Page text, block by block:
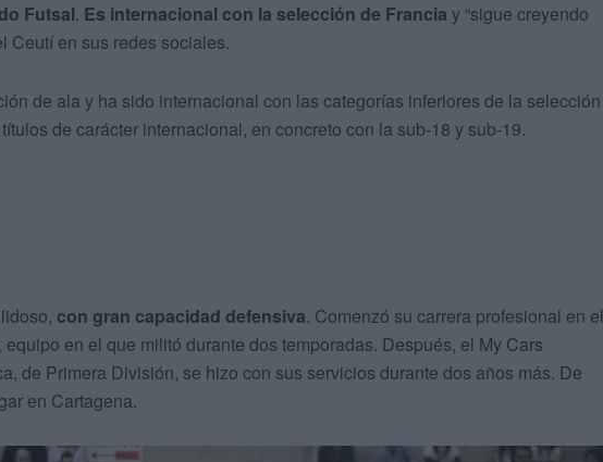
Futsal. Es internacional con la selección de Francia y “sigue creyendo
Ceutí en sus redes sociales.
de ala y ha sido internacional con las categorías inferiores de la selección
de carácter internacional, en concreto con la sub-18 y sub-19.
con gran capacidad defensiva. Comenzó su carrera profesional en el
en el que militó durante dos temporadas. Después, el My Cars
de Primera División, se hizo con sus servicios durante dos años más. De
en Cartagena.